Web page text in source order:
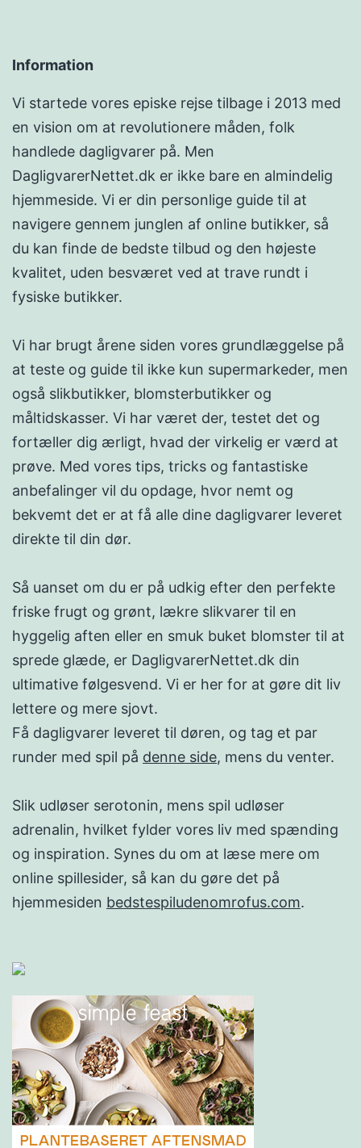
Information
Vi startede vores episke rejse tilbage i 2013 med
en vision om at revolutionere måden, folk
handlede dagligvarer på. Men
DagligvarerNettet.dk er ikke bare en almindelig
hjemmeside. Vi er din personlige guide til at
navigere gennem junglen af online butikker, så
du kan finde de bedste tilbud og den højeste
kvalitet, uden besværet ved at trave rundt i
fysiske butikker.
Vi har brugt årene siden vores grundlæggelse på
at teste og guide til ikke kun supermarkeder, men
også slikbutikker, blomsterbutikker og
måltidskasser. Vi har været der, testet det og
fortæller dig ærligt, hvad der virkelig er værd at
prøve. Med vores tips, tricks og fantastiske
anbefalinger vil du opdage, hvor nemt og
bekvemt det er at få alle dine dagligvarer leveret
direkte til din dør.
Så uanset om du er på udkig efter den perfekte
friske frugt og grønt, lækre slikvarer til en
hyggelig aften eller en smuk buket blomster til at
sprede glæde, er DagligvarerNettet.dk din
ultimative følgesvend. Vi er her for at gøre dit liv
lettere og mere sjovt.
Få dagligvarer leveret til døren, og tag et par
runder med spil på denne side, mens du venter.
Slik udløser serotonin, mens spil udløser
adrenalin, hvilket fylder vores liv med spænding
og inspiration. Synes du om at læse mere om
online spillesider, så kan du gøre det på
hjemmesiden bedstespiludenomrofus.com.